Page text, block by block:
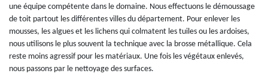
une équipe compétente dans le domaine. Nous effectuons le démoussage
de toit partout les différentes villes du département. Pour enlever les
mousses, les algues et les lichens qui colmatent les tuiles ou les ardoises,
nous utilisons le plus souvent la technique avec la brosse métallique. Cela
reste moins agressif pour les matériaux. Une fois les végétaux enlevés,
nous passons par le nettoyage des surfaces.